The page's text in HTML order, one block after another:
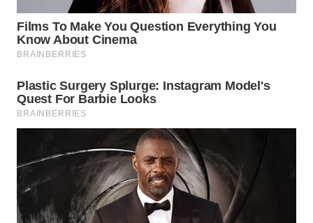
WAHANANEWS
NET
WAHANA
SPORT
UMKM
WAHANA
SELEB